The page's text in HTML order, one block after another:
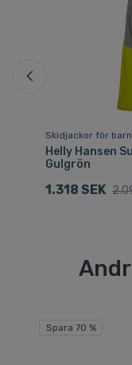
Skidjackor för barn
Helly Hansen
Gulgrön
1.318 SEK
Spara 70 %